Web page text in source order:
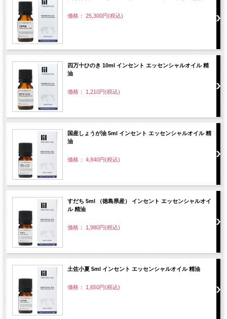
価格： 25,300円(税込)
四万十ひのき 10ml インセント エッセンシャルオイル 精
油
価格： 1,210円(税込)
国産しょうが油 5ml インセント エッセンシャルオイル 精
油
価格： 4,840円(税込)
すだち 5ml （徳島県産） インセント エッセンシャルオイ
ル 精油
価格： 1,980円(税込)
土佐小夏 5ml インセント エッセンシャルオイル 精油
価格： 1,650円(税込)